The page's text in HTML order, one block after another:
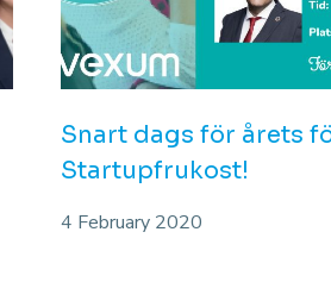
Snart dags för årets
Startupfrukost!
4 February 2020